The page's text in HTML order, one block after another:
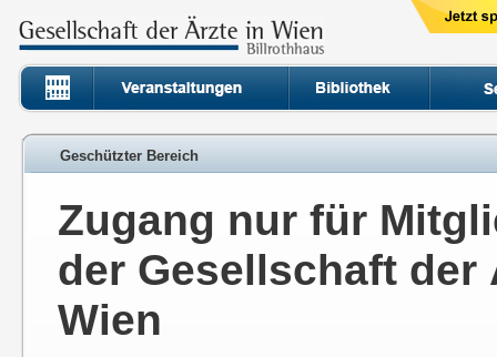
Geschützter Bereich
Zugang nur für
der Gesellschaft der
Wien